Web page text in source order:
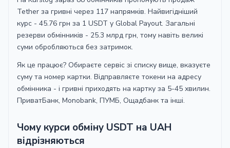
USDT SOL Sense Bank UAH
1​ USDT ≈ 4​4​.7​0​ UAH
USDT SOL Райффайзен UAH
1​ USDT ≈ 4​4​.6​5​ UAH
USDT BEP20 Ощадбанк UAH
1​ USDT ≈ 4​4​.7​0​ UAH
USDT BEP20 Монобанк UAH
1​ USDT ≈ 4​4​.6​6​ UAH
1​ USDT ≈ 4​4​.5​5​ UAH
1​ USDT ≈ 4​4​.5​5​ UAH
УкрСиббанк UAH
USDT
AVALANCHE
OTP Bank UAH
USDT
AVALANCHE
Райффайзен UAH
1​ USDT ≈ 4​4​.5​5​ UAH
Tether за гривні через 117 напрямків. Найвигідніший
курс - 45.76 грн за 1 USDT у Global Payout. Загальні
резерви обмінників - 25.3 млрд грн, тому навіть великі
суми обробляються без затримок.
Як це працює? Обираєте сервіс зі списку вище, вказуєте
суму та номер картки. Відправляєте токени на адресу
обмінника - і гривні приходять на картку за 5-45 хвилин.
ПриватБанк, Monobank, ПУМБ, Ощадбанк та інші.
Чому курси обміну USDT на UAH
відрізняються